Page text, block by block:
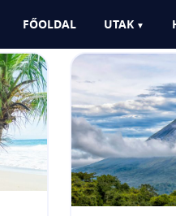
FŐOLDAL UTAK